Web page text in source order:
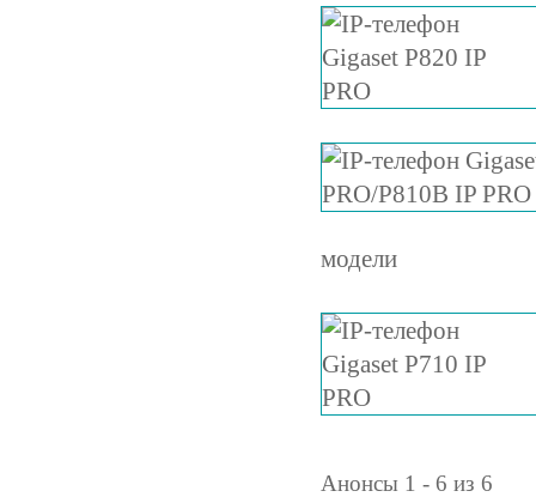
модели
Анонсы 1 - 6 из 6